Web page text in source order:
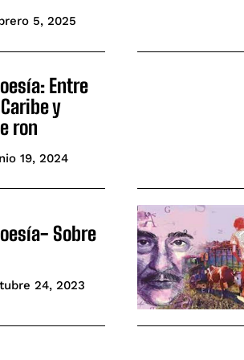
5, 2025
Entre
y
ron
19, 2024
Sobre
24, 2023